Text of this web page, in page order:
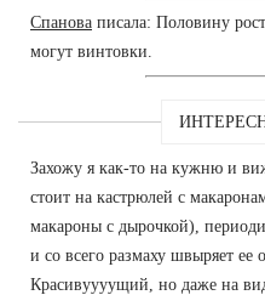
Спанова писала: Половину
могут винтовки.
Захожу я как-то на кужню и
стоит на кастрюлей с
макароны с дырочкой),
и со всего размаху швыряет ее
Красивуууущий, но даже на